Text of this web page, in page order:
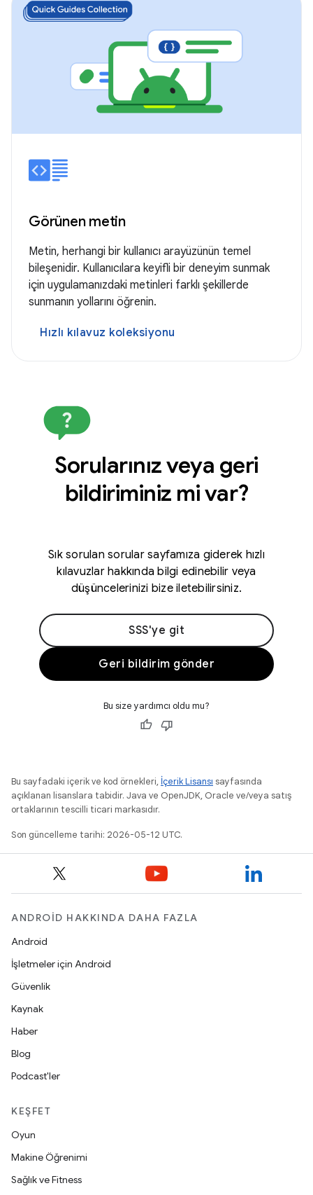
Görünen metin
Metin, herhangi bir kullanıcı arayüzünün temel
bileşenidir. Kullanıcılara keyifli bir deneyim sunmak
için uygulamanızdaki metinleri farklı şekillerde
sunmanın yollarını öğrenin.
Hızlı kılavuz koleksiyonu
Sorularınız veya geri
bildiriminiz mi var?
Sık sorulan sorular sayfamıza giderek hızlı
kılavuzlar hakkında bilgi edinebilir veya
düşüncelerinizi bize iletebilirsiniz.
SSS'ye git
Geri bildirim gönder
Bu size yardımcı oldu mu?
Bu sayfadaki içerik ve kod örnekleri, İçerik Lisansı sayfasında
açıklanan lisanslara tabidir. Java ve OpenJDK, Oracle ve/veya satış
ortaklarının tescilli ticari markasıdır.
Son güncelleme tarihi: 2026-05-12 UTC.
ANDROID HAKKINDA DAHA FAZLA
Android
İşletmeler için Android
Güvenlik
Kaynak
Haber
Blog
Podcast'ler
KEŞFET
Oyun
Makine Öğrenimi
Sağlık ve Fitness